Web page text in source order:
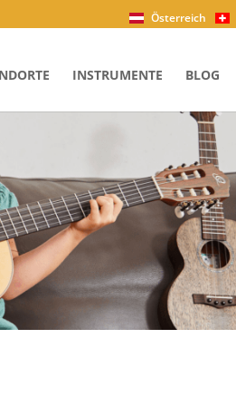
Österreich
INSTRUMENTE BLOG